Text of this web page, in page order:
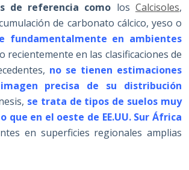
de referencia como los Calcisoles,
de carbonato cálcico, yeso o
fundamentalmente en ambientes
en las clasificaciones de
no se tienen estimaciones
precisa de su distribución
se trata de tipos de suelos muy
en el oeste de EE.UU. Sur África
en superficies regionales amplias